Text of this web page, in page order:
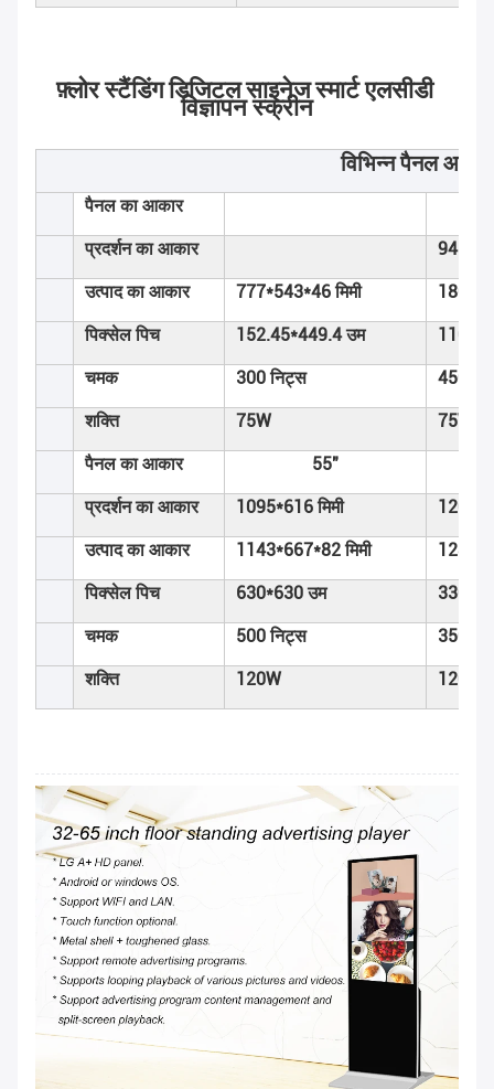
फ़्लोर स्टैंडिंग डिजिटल साइनेज स्मार्ट एलसीडी
विज्ञापन स्क्रीन
विभिन्न पैनल
पैनल का आकार
प्रदर्शन का आकार
उत्पाद का आकार 777*543*46 मिमी
पिक्सेल पिच 152.45*449.4 उम
चमक 300 निट्स 450
शक्ति 75W 75W
पैनल का आकार 55"
प्रदर्शन का आकार 1095*616 मिमी
उत्पाद का आकार 1143*667*82 मिमी
पिक्सेल पिच 630*630 उम
चमक 500 निट्स 350
शक्ति 120W 120W